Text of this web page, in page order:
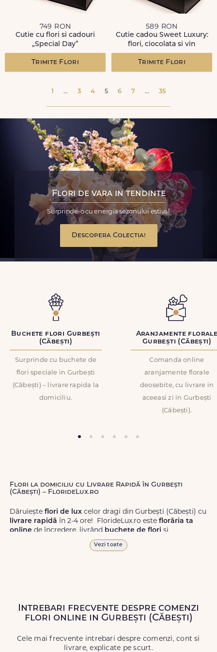
749 RON
Cutie cu flori si cadouri
„Special Day”
Trimite Flori
589 RON
Cutie cadou Sweet Luxury:
flori, ciocolata si vin
Trimite Flori
1 ... 3 4 5 6 7 ... 35
Flori de vara in tendinte
Surprinde-o cu energia sezonului estival
Descopera Colectia!
Buchete flori Gurbești
(Căbești)
Surprinde cu buchete de
flori speciale in Gurbești
(Căbești) – livrare rapida la
domiciliu.
Aranjamente
Gurbești (Căbești)
Comanda online
aranjamente florale
deosebite, cu livrare in
aceeasi zi in Gurbești
(Căbești).
Flori la domiciliu cu Livrare Rapidă în Gurbești
(Căbești) – FlorideLux.ro
Dăruiește flori de lux celor dragi din Gurbești (Căbești) cu
livrare rapidă în 2-4 ore! FlorideLux.ro este florăria ta
online de încredere, livrând buchete de flori și
de calitate superioară în Gurbești
(Căbești) și în toată România.
Livrăm buchete de flori chiar și în weekend, pentru ca tu
Vezi toate
Intrebari frecvente despre comenzi
flori online in Gurbești (Căbești)
Cele mai frecvente intrebari despre comenzi, cont si
livrare, explicate pe scurt.